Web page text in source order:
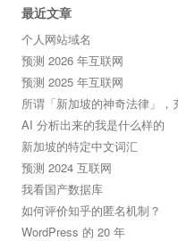
最近文章
个人网站域名
预测 2026 年互联网
预测 2025 年互联网
所谓「新加坡的神奇法律」
AI 分析出来的我是什么样的
新加坡的特定中文词汇
预测 2024 互联网
我看国产数据库
如何评价知乎的匿名机制？
WordPress 的 20 年